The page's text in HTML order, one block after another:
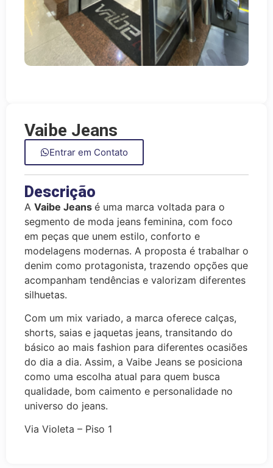
Vaibe Jeans
Entrar em Contato
Descrição
A Vaibe Jeans é uma marca voltada para o
segmento de moda jeans feminina, com foco
em peças que unem estilo, conforto e
modelagens modernas. A proposta é trabalhar o
denim como protagonista, trazendo opções que
acompanham tendências e valorizam diferentes
silhuetas.
Com um mix variado, a marca oferece calças,
shorts, saias e jaquetas jeans, transitando do
básico ao mais fashion para diferentes ocasiões
do dia a dia. Assim, a Vaibe Jeans se posiciona
como uma escolha atual para quem busca
qualidade, bom caimento e personalidade no
universo do jeans.
Via Violeta – Piso 1